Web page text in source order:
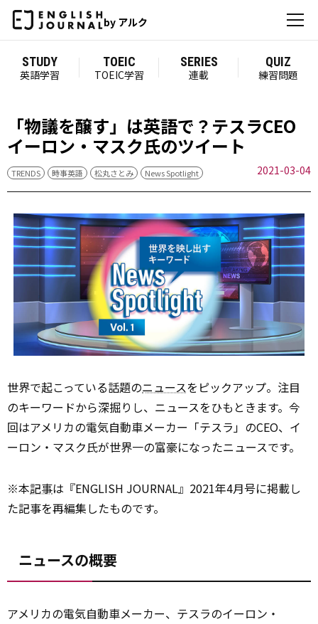
by アルク
STUDY
英語学習
TOEIC
TOEIC学習
SERIES
連載
QUIZ
練習問題
「物議を醸す」は英語で？テスラCEO
イーロン・マスク氏のツイート
TRENDS 時事英語 松丸さとみ News Spotlight 2021-03-04
世界で起こっている話題のニュースをピックアップ。注目
のキーワードから深掘りし、ニュースをひもときます。今
回はアメリカの電気自動車メーカー「テスラ」のCEO、イ
ーロン・マスク氏が世界一の富豪になったニュースです。
※本記事は『ENGLISH JOURNAL』2021年4月号に掲載し
た記事を再編集したものです。
ニュースの概要
アメリカの電気自動車メーカー、テスラのイーロン・